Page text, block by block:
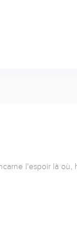
l'espoir là où,